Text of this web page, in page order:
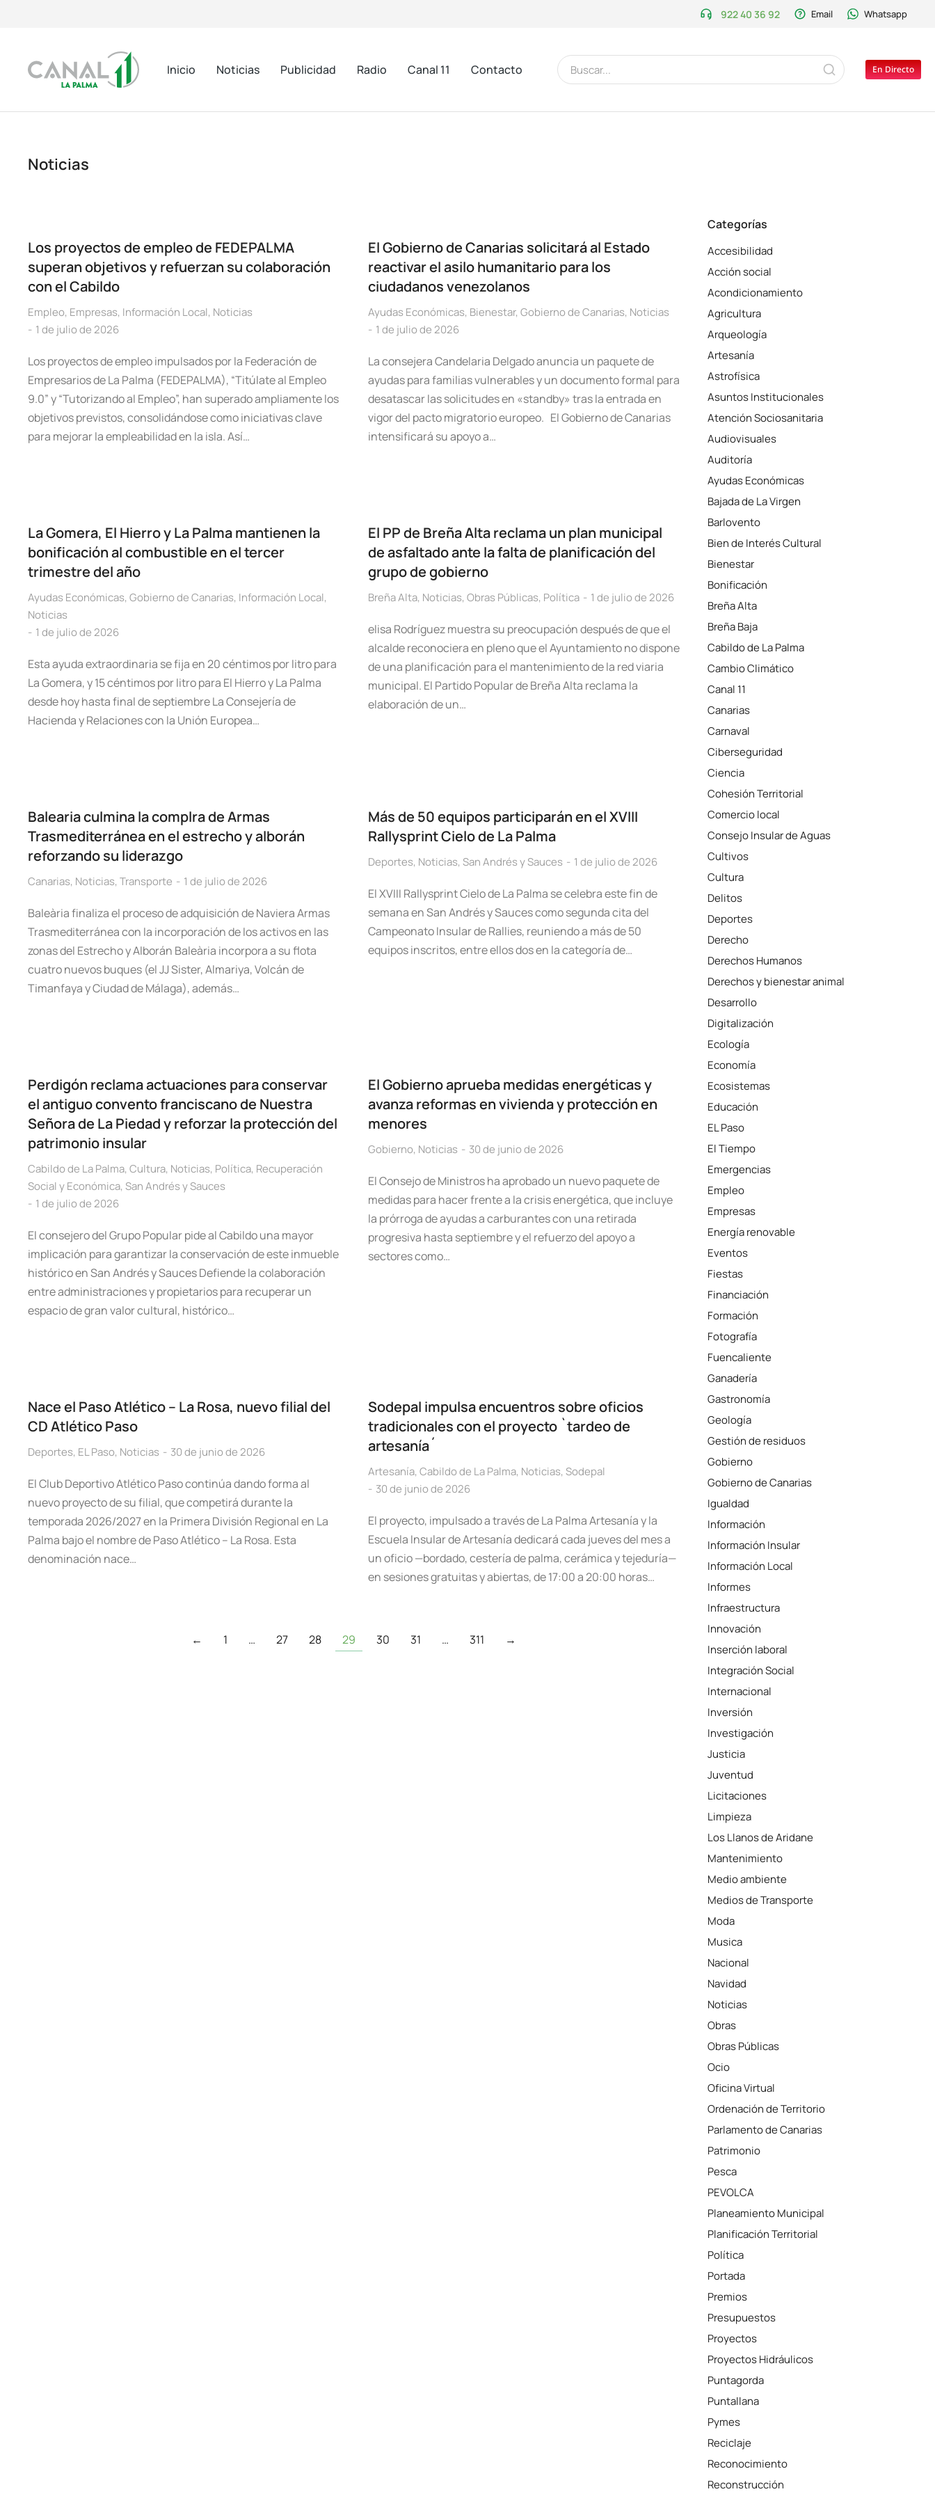
922 40 36 92 Email Whatsapp
Inicio Noticias Publicidad Radio Canal 11 Contacto En Directo
Noticias
Los proyectos de empleo de FEDEPALMA
superan objetivos y refuerzan su colaboración
con el Cabildo
Empleo, Empresas, Información Local, Noticias
1 de julio de 2026
Los proyectos de empleo impulsados por la Federación de
Empresarios de La Palma (FEDEPALMA), “Titúlate al Empleo
9.0” y “Tutorizando al Empleo”, han superado ampliamente los
objetivos previstos, consolidándose como iniciativas clave
para mejorar la empleabilidad en la isla. Así…
El Gobierno de Canarias solicitará al Estado
reactivar el asilo humanitario para los
ciudadanos venezolanos
Ayudas Económicas, Bienestar, Gobierno de Canarias, Noticias
1 de julio de 2026
La consejera Candelaria Delgado anuncia un paquete de
ayudas para familias vulnerables y un documento formal para
desatascar las solicitudes en «standby» tras la entrada en
vigor del pacto migratorio europeo. El Gobierno de Canarias
intensificará su apoyo a…
La Gomera, El Hierro y La Palma mantienen la
bonificación al combustible en el tercer
trimestre del año
Ayudas Económicas, Gobierno de Canarias, Información Local,
Noticias
1 de julio de 2026
Esta ayuda extraordinaria se fija en 20 céntimos por litro para
La Gomera, y 15 céntimos por litro para El Hierro y La Palma
desde hoy hasta final de septiembre La Consejería de
Hacienda y Relaciones con la Unión Europea…
El PP de Breña Alta reclama un plan municipal
de asfaltado ante la falta de planificación del
grupo de gobierno
Breña Alta, Noticias, Obras Públicas, Política 1 de julio de 2026
elisa Rodríguez muestra su preocupación después de que el
alcalde reconociera en pleno que el Ayuntamiento no dispone
de una planificación para el mantenimiento de la red viaria
municipal. El Partido Popular de Breña Alta reclama la
elaboración de un…
Balearia culmina la complra de Armas
Trasmediterránea en el estrecho y alborán
reforzando su liderazgo
Canarias, Noticias, Transporte 1 de julio de 2026
Baleària finaliza el proceso de adquisición de Naviera Armas
Trasmediterránea con la incorporación de los activos en las
zonas del Estrecho y Alborán Baleària incorpora a su flota
cuatro nuevos buques (el JJ Sister, Almariya, Volcán de
Timanfaya y Ciudad de Málaga), además…
Más de 50 equipos participarán en el XVIII
Rallysprint Cielo de La Palma
Deportes, Noticias, San Andrés y Sauces 1 de julio de 2026
El XVIII Rallysprint Cielo de La Palma se celebra este fin de
semana en San Andrés y Sauces como segunda cita del
Campeonato Insular de Rallies, reuniendo a más de 50
equipos inscritos, entre ellos dos en la categoría de…
Perdigón reclama actuaciones para conservar
el antiguo convento franciscano de Nuestra
Señora de La Piedad y reforzar la protección del
patrimonio insular
Cabildo de La Palma, Cultura, Noticias, Política, Recuperación
Social y Económica, San Andrés y Sauces
1 de julio de 2026
El consejero del Grupo Popular pide al Cabildo una mayor
implicación para garantizar la conservación de este inmueble
histórico en San Andrés y Sauces Defiende la colaboración
entre administraciones y propietarios para recuperar un
espacio de gran valor cultural, histórico…
El Gobierno aprueba medidas energéticas y
avanza reformas en vivienda y protección en
menores
Gobierno, Noticias 30 de junio de 2026
El Consejo de Ministros ha aprobado un nuevo paquete de
medidas para hacer frente a la crisis energética, que incluye
la prórroga de ayudas a carburantes con una retirada
progresiva hasta septiembre y el refuerzo del apoyo a
sectores como…
Nace el Paso Atlético – La Rosa, nuevo filial del
CD Atlético Paso
Deportes, EL Paso, Noticias 30 de junio de 2026
El Club Deportivo Atlético Paso continúa dando forma al
nuevo proyecto de su filial, que competirá durante la
temporada 2026/2027 en la Primera División Regional en La
Palma bajo el nombre de Paso Atlético – La Rosa. Esta
denominación nace…
Sodepal impulsa encuentros sobre oficios
tradicionales con el proyecto `tardeo de
artesanía´
Artesanía, Cabildo de La Palma, Noticias, Sodepal
30 de junio de 2026
El proyecto, impulsado a través de La Palma Artesanía y la
Escuela Insular de Artesanía dedicará cada jueves del mes a
un oficio —bordado, cestería de palma, cerámica y tejeduría—
en sesiones gratuitas y abiertas, de 17:00 a 20:00 horas…
← 1 … 27 28 29 30 31 … 311 →
Categorías
Accesibilidad
Acción social
Acondicionamiento
Agricultura
Arqueología
Artesanía
Astrofísica
Asuntos Institucionales
Atención Sociosanitaria
Audiovisuales
Auditoría
Ayudas Económicas
Bajada de La Virgen
Barlovento
Bien de Interés Cultural
Bienestar
Bonificación
Breña Alta
Breña Baja
Cabildo de La Palma
Cambio Climático
Canal 11
Canarias
Carnaval
Ciberseguridad
Ciencia
Cohesión Territorial
Comercio local
Consejo Insular de Aguas
Cultivos
Cultura
Delitos
Deportes
Derecho
Derechos Humanos
Derechos y bienestar animal
Desarrollo
Digitalización
Ecología
Economía
Ecosistemas
Educación
EL Paso
El Tiempo
Emergencias
Empleo
Empresas
Energía renovable
Eventos
Fiestas
Financiación
Formación
Fotografía
Fuencaliente
Ganadería
Gastronomía
Geología
Gestión de residuos
Gobierno
Gobierno de Canarias
Igualdad
Información
Información Insular
Información Local
Informes
Infraestructura
Innovación
Inserción laboral
Integración Social
Internacional
Inversión
Investigación
Justicia
Juventud
Licitaciones
Limpieza
Los Llanos de Aridane
Mantenimiento
Medio ambiente
Medios de Transporte
Moda
Musica
Nacional
Navidad
Noticias
Obras
Obras Públicas
Ocio
Oficina Virtual
Ordenación de Territorio
Parlamento de Canarias
Patrimonio
Pesca
PEVOLCA
Planeamiento Municipal
Planificación Territorial
Política
Portada
Premios
Presupuestos
Proyectos
Proyectos Hidráulicos
Puntagorda
Puntallana
Pymes
Reciclaje
Reconocimiento
Reconstrucción